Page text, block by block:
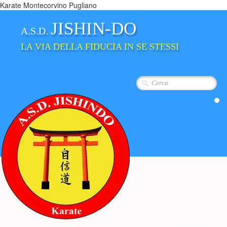
Karate Montecorvino Pugliano
A.S.D. JISHIN-DO
LA VIA DELLA FIDUCIA IN SE STESSI